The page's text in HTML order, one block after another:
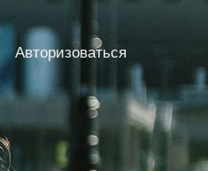
Авторизоваться